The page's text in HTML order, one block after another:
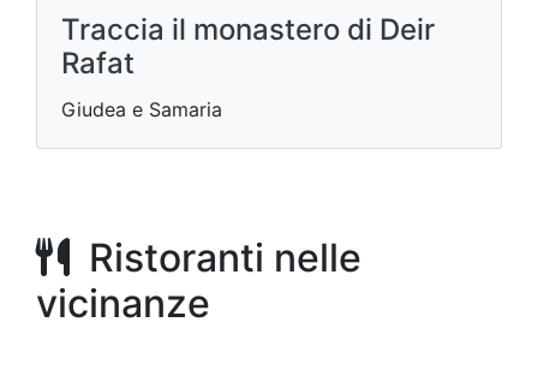
Traccia il monastero di Deir
Rafat
Giudea e Samaria
Ristoranti nelle
vicinanze